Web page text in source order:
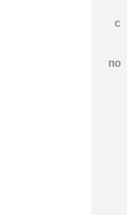
с
по